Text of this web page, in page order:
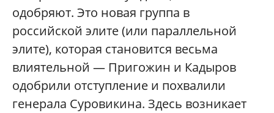
одобряют. Это новая группа в
российской элите (или параллельной
элите), которая становится весьма
влиятельной — Пригожин и Кадыров
одобрили отступление и похвалили
генерала Суровикина. Здесь возникает